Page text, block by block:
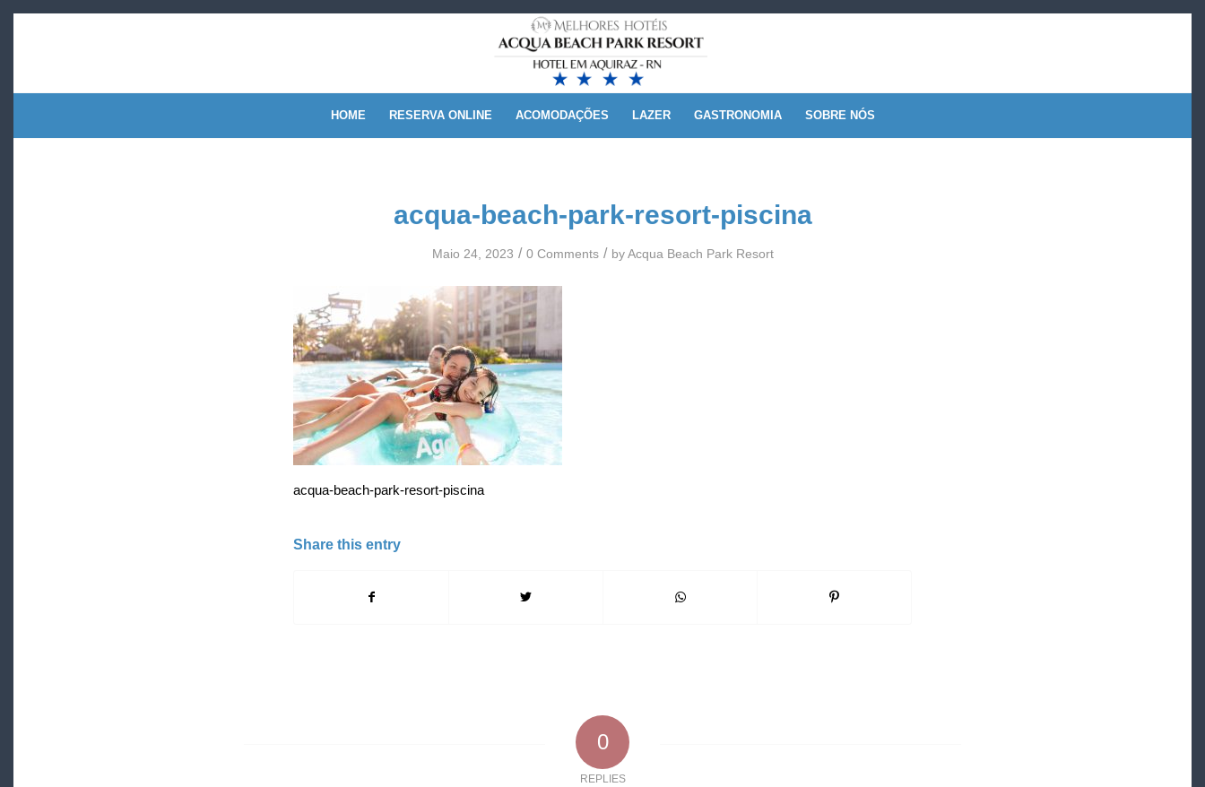
HOME RESERVA ONLINE ACOMODAÇÕES LAZER GASTRONOMIA SOBRE NÓS
acqua-beach-park-resort-piscina
Maio 24, 2023 / 0 Comments / byAcqua Beach Park Resort
acqua-beach-park-resort-piscina
Share this entry
0
REPLIES